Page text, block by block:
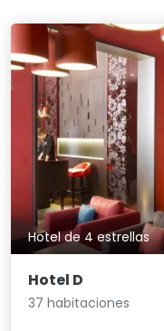
Hotel de 4 estrellas
Hotel D
37 habitaciones